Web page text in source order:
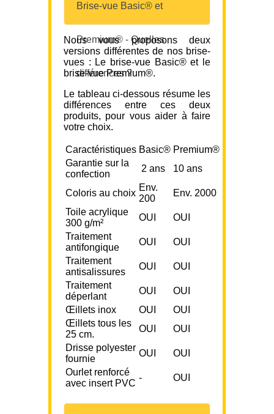
Brise-vue Basic® et
Premium® - Quelles
différences ?
Nous vous proposons deux
versions différentes de nos brise-
vues : Le brise-vue Basic® et le
brise-vue Premium®.
Le tableau ci-dessous résume les
différences entre ces deux
produits, pour vous aider à faire
votre choix.
Caractéristiques Basic® Premium®
Garantie sur la
confection
2 ans 10 ans
Coloris au choix
Env.
200
Env. 2000
Toile acrylique
300 g/m²
OUI
OUI
Traitement
antifongique
OUI
OUI
Traitement
antisalissures
OUI
OUI
Traitement
déperlant
OUI
OUI
Œillets inox
OUI
OUI
Œillets tous les
25 cm.
OUI
OUI
Drisse polyester
fournie
OUI
OUI
Ourlet renforcé
avec insert PVC
- OUI